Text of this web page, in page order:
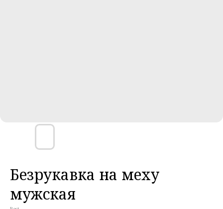
Безрукавка на меху
мужская